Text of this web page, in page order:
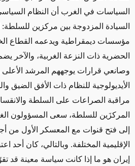
السياسات في الغرب أن النظام
السيادة المزدوجة بين مركزين
مؤسسات ديمقراطية ويدعمه القطاع
الحضرية ذات النزعة الغربية، والآخر
وصانعي قرارات يوجههم المرشد الأعلى
الأيديولوجية للنظام ذات الأفق الضيق
مراقبة الصراعات على السلطة
المركزَين للسلطة، سعى المسؤولون
إلى فتح قنوات مع المعسكر الأول من
الإقليمية المختلفة. وبالتالي، كان أحد
إيران هو ما إذا كانت سياسة معينة قد